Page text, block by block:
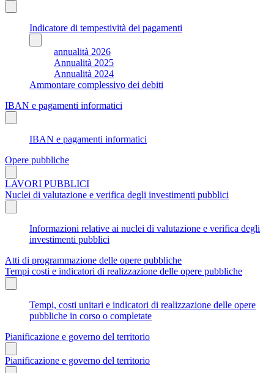
Indicatore di tempestività dei pagamenti
annualità 2026
Annualità 2025
Annualità 2024
Ammontare complessivo dei debiti
IBAN e pagamenti informatici
IBAN e pagamenti informatici
Opere pubbliche
LAVORI PUBBLICI
Nuclei di valutazione e verifica degli investimenti pubblici
Informazioni relative ai nuclei di valutazione e verifica degli
investimenti pubblici
Atti di programmazione delle opere pubbliche
Tempi costi e indicatori di realizzazione delle opere pubbliche
Tempi, costi unitari e indicatori di realizzazione delle opere
pubbliche in corso o completate
Pianificazione e governo del territorio
Pianificazione e governo del territorio